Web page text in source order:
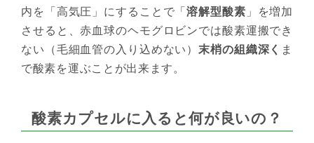
内を「高気圧」にすることで「溶解型酸素 」を増加
させると、赤血球のヘモグロビンでは酸素運搬でき
ない（毛細血管の入り込めない） 末梢の組織深く ま
で酸素を運ぶことが出来ます。
酸素カプセルに入ると何が良いの？